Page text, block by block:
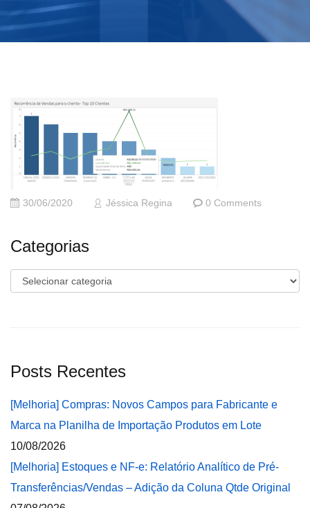
30/06/2020 Jéssica Regina 0 Comments
Categorias
Categorias
Posts Recentes
[Melhoria] Compras: Novos Campos para Fabricante e
Marca na Planilha de Importação Produtos em Lote
10/08/2026
[Melhoria] Estoques e NF-e: Relatório Analítico de Pré-
Transferências/Vendas – Adição da Coluna Qtde Original